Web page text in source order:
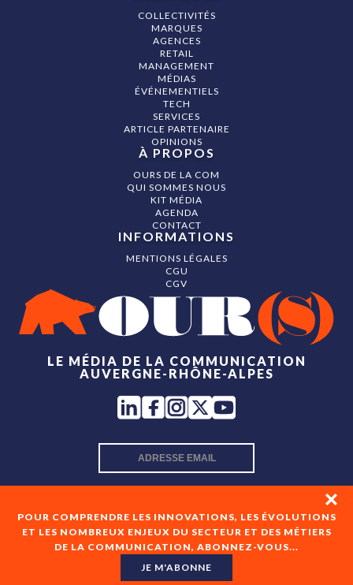
POUR COMPRENDRE LES INNOVATIONS, LES ÉVOLUTIONS
ET LES NOMBREUX ENJEUX DU SECTEUR ET DES MÉTIERS
DE LA COMMUNICATION, ABONNEZ-VOUS...
JE M'ABONNE
LE MÉDIA DE LA COMMUNICATION
AUVERGNE-RHÔNE-ALPES
En cochant cette case, je consens à recevoir les newsletters
COLLECTIVITÉS
MARQUES
AGENCES
RETAIL
MANAGEMENT
MÉDIAS
ÉVÉNEMENTIELS
TECH
SERVICES
ARTICLE PARTENAIRE
OPINIONS
À PROPOS
OURS DE LA COM
QUI SOMMES NOUS
KIT MÉDIA
AGENDA
CONTACT
INFORMATIONS
MENTIONS LÉGALES
CGU
CGV